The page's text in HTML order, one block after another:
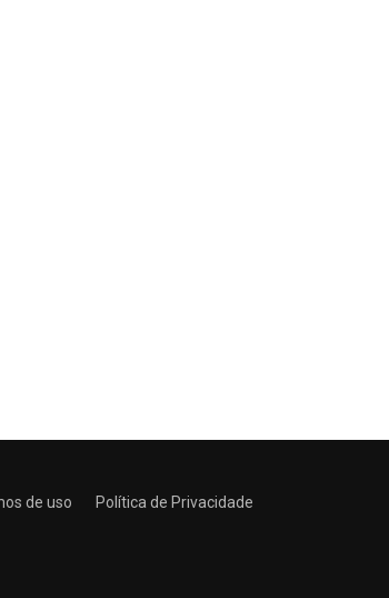
de uso
Política de Privacidade